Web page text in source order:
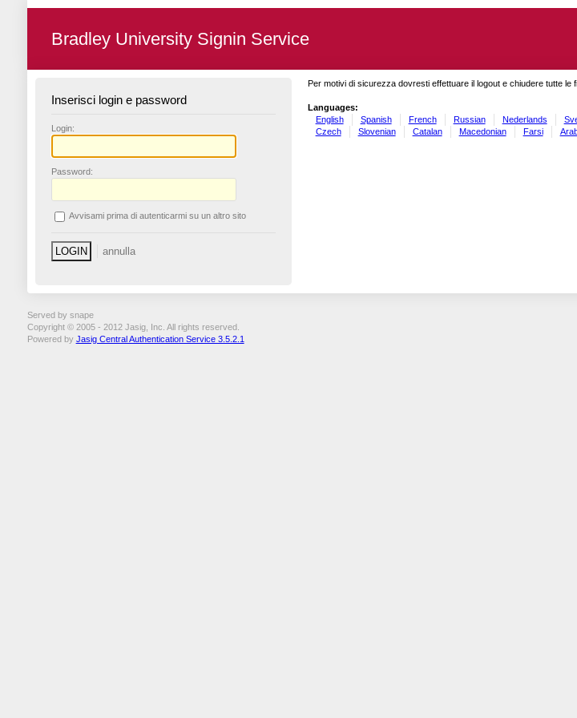
Bradley University Signin Service
Inserisci login e password
L ogin:
Password:
Avvisami prima di autenticarmi su un altro sito
Per motivi di sicurezza dovresti effettuare il logout e chiudere tutte
Languages:
English
Spanish French Russian Nederlands
Czech
Slovenian Catalan Macedonian Farsi
Served by snape
Copyright © 2005 - 2012 Jasig, Inc. All rights reserved.
Powered by Jasig Central Authentication Service 3.5.2.1